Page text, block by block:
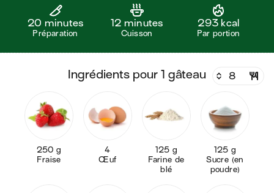
20 minutes
Préparation
12 minutes
Cuisson
293 kcal
Par portion
ingrédients pour 1 gâteau
250 g
Fraise
4
Œuf
125 g
Farine de
blé
125 g
Sucre (en
poudre)